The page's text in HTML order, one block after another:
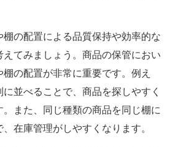
棚の配置による品質保持や効率的な
てみましょう。商品の保管におい
の配置が非常に重要です。例え
並べることで、商品を探しやすく
また、同じ種類の商品を同じ棚に
在庫管理がしやすくなります。